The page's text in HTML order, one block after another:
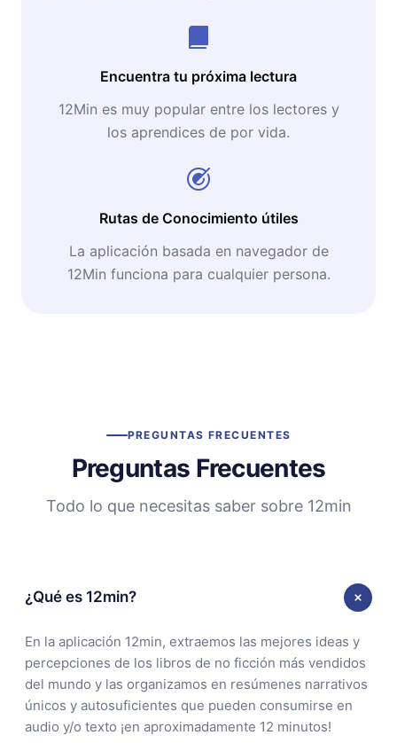
Encuentra tu próxima lectura
12Min es muy popular entre los lectores y
los aprendices de por vida.
Rutas de Conocimiento útiles
La aplicación basada en navegador de
12Min funciona para cualquier persona.
PREGUNTAS FRECUENTES
Preguntas Frecuentes
Todo lo que necesitas saber sobre 12min
¿Qué es 12min?
En la aplicación 12min, extraemos las mejores ideas y
percepciones de los libros de no ficción más vendidos
del mundo y las organizamos en resúmenes narrativos
únicos y autosuficientes que pueden consumirse en
audio y/o texto ¡en aproximadamente 12 minutos!